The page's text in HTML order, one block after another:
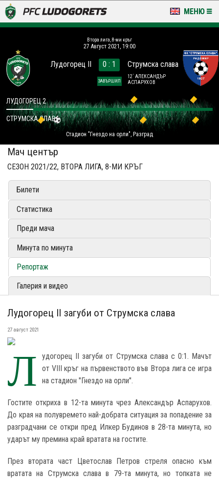
МЕНЮ
LUDOGORETS TV
НА ТЕРЕНА
СТАДИОН & БАЗИ
КЛУБ
ЗА ФЕНОВЕ
Втора лига, 8-ми кръг
27 Август 2021, 19:00
Лудогорец II 0 : 1
ЗАВЪРШИЛ
Струмска слава
12´ АЛЕКСАНДЪР
АСПАРУХОВ
Стадион "Гнездо на орли", Разград
ЛУДОГОРЕЦ 2
СТРУМСКА СЛАВА
Мач център
СЕЗОН 2021/22, ВТОРА ЛИГА, 8-МИ КРЪГ
Билети
Статистика
Преди мача
Минута по минута
Репортаж
Галерия и видео
Лудогорец II загуби от Струмска слава
27 август 2021
Л
удогорец II загуби от Струмска слава с 0:1. Мачът
от VIII кръг на първенството във Втора лига се игра
на стадион "Гнездо на орли".
Гостите откриха в 12-та минута чрез Александър Аспарухов.
До края на полувремето най-добрата ситуация за попадение за
разградчани се откри пред Илкер Будинов в 28-та минута, но
ударът му премина край вратата на гостите.
През втората част Цветослав Петров стреля опасно към
вратата на Струмска слава в 79-та минута, но топката не